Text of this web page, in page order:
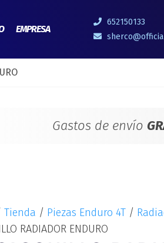
EMPRESA
652150133
Gastos de envío
Tienda / Piezas Enduro 4T /
RADIADOR ENDURO